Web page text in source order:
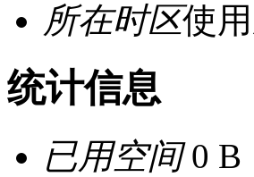
所在时区使
统计信息
已用空间0 B